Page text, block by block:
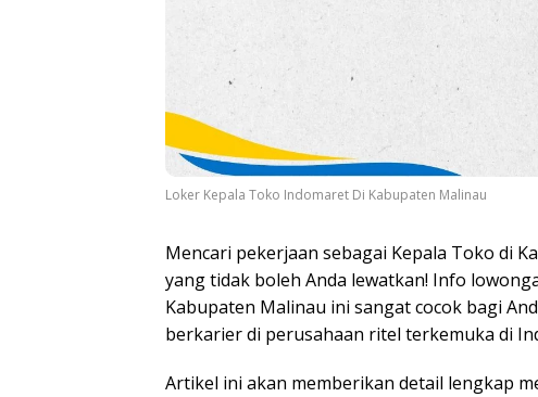
Loker Kepala Toko Indomaret Di Kabupaten Malinau
Mencari pekerjaan sebagai Kepala Toko di
yang tidak boleh Anda lewatkan! Info
Kabupaten Malinau ini sangat cocok bagi
berkarier di perusahaan ritel terkemuka di
Artikel ini akan memberikan detail lengkap